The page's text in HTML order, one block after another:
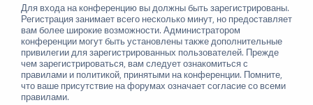
Для входа на конференцию вы должны быть зарегистрированы.
Регистрация занимает всего несколько минут, но предоставляет
вам более широкие возможности. Администратором
конференции могут быть установлены также дополнительные
привилегии для зарегистрированных пользователей. Прежде
чем зарегистрироваться, вам следует ознакомиться с
правилами и политикой, принятыми на конференции. Помните,
что ваше присутствие на форумах означает согласие со всеми
правилами.